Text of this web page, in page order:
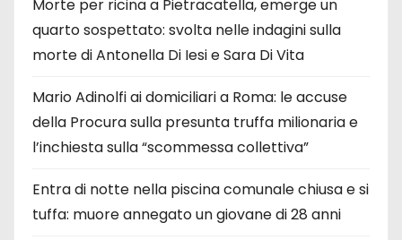
Morte per ricina a Pietracatella, emerge un
quarto sospettato: svolta nelle indagini sulla
morte di Antonella Di Iesi e Sara Di Vita
Mario Adinolfi ai domiciliari a Roma: le accuse
della Procura sulla presunta truffa milionaria e
l’inchiesta sulla “scommessa collettiva”
Entra di notte nella piscina comunale chiusa e si
tuffa: muore annegato un giovane di 28 anni